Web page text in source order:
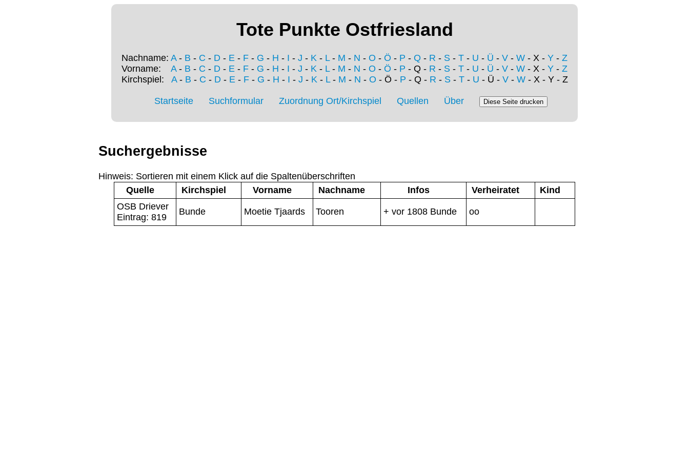
Tote Punkte Ostfriesland
Nachname: A- B - C - D - E - F - G - H - I - J - K - L- M - N - O - Ö - P - Q - R - S - T - U - Ü - V - W - X - Y - Z
Vorname: A- B - C - D - E - F - G - H - I - J - K - L- M - N - O - Ö - P - Q - R - S - T - U - Ü - V - W - X - Y - Z
Kirchspiel: A- B - C - D- E- F- G - H - I - J - K- L- M - N - O - Ö - P - Q - R - S- T- U - Ü - V- W- X - Y - Z
Startseite Suchformular Zuordnung Ort/Kirchspiel Quellen Über
Suchergebnisse
Hinweis: Sortieren mit einem Klick auf die Spaltenüberschriften
Quelle
Kirchspiel Vorname Nachname Infos Verheiratet
Kind
OSB Driever
Eintrag: 819
Bunde Moetie Tjaards Tooren + vor 1808 Bunde oo